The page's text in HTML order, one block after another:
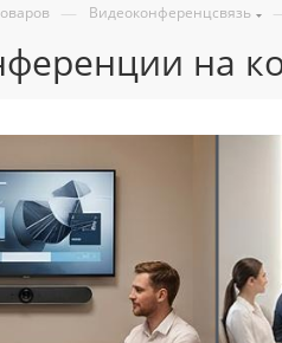
— Видеоконференцсвязь
на